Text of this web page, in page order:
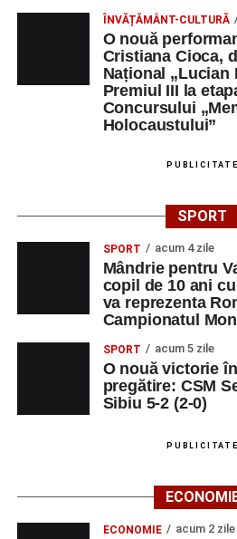
ÎNVĂȚĂMÂNT-CULTURĂ
O nouă
Cristiana Cioca,
Național „Lucian
Premiul III la
Concursului
Holocaustului”
PUBLICITATE
SPORT
SPORT acum 4 zile
Mândrie pentru
copil de 10 ani
va reprezenta
Campionatul
SPORT acum 5 zile
O nouă victorie
pregătire: CSM
Sibiu 5-2 (2-0)
PUBLICITATE
ECONOMIE acum 2 zile